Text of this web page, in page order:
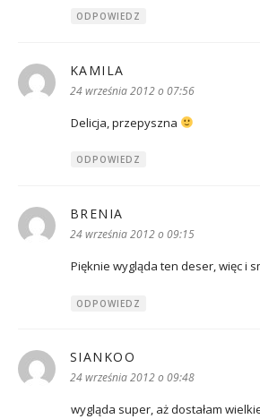
ODPOWIEDZ
KAMILA
24 września 2012 o 07:56
Delicja, przepyszna
ODPOWIEDZ
BRENIA
24 września 2012 o 09:15
Pięknie wygląda ten deser, więc i
ODPOWIEDZ
SIANKOO
24 września 2012 o 09:48
wygląda super, aż dostałam